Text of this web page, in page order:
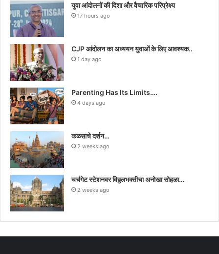
युवा आंदोलनों की दिशा और वैचारिक परिप्रेक्ष्य
17 hours ago
CJP आंदोलन का अध्ययन युवाओं के लिए आवश्यक..
1 day ago
Parenting Has Its Limits….
4 days ago
कळसाचे दर्शन…
2 weeks ago
चर्चगेट स्टेशनवर विठ्ठलभक्तीचा अनोखा सोहळा…
2 weeks ago